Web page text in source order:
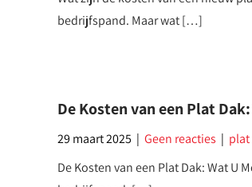
bedrijfspand. Maar wat […]
De Kosten van een Plat
29 maart 2025 | Geen reacties |
De Kosten van een Plat Dak: Wat U